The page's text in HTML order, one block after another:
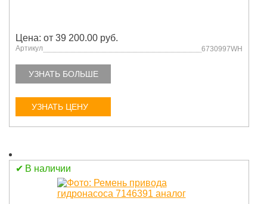
Цена: от 39 200.00 руб.
Артикул 6730997WH
УЗНАТЬ БОЛЬШЕ
УЗНАТЬ ЦЕНУ
В наличии